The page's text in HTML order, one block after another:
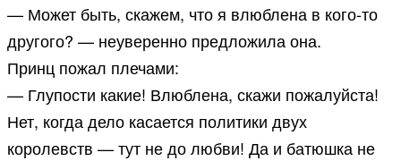
— Может быть, скажем, что я влюблена в кого-то
другого? — неуверенно предложила она.
Принц пожал плечами:
— Глупости какие! Влюблена, скажи пожалуйста!
Нет, когда дело касается политики двух
королевств — тут не до любви! Да и батюшка не